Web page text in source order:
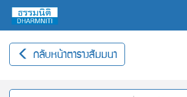
กลับหน้าตารางสัมมนา